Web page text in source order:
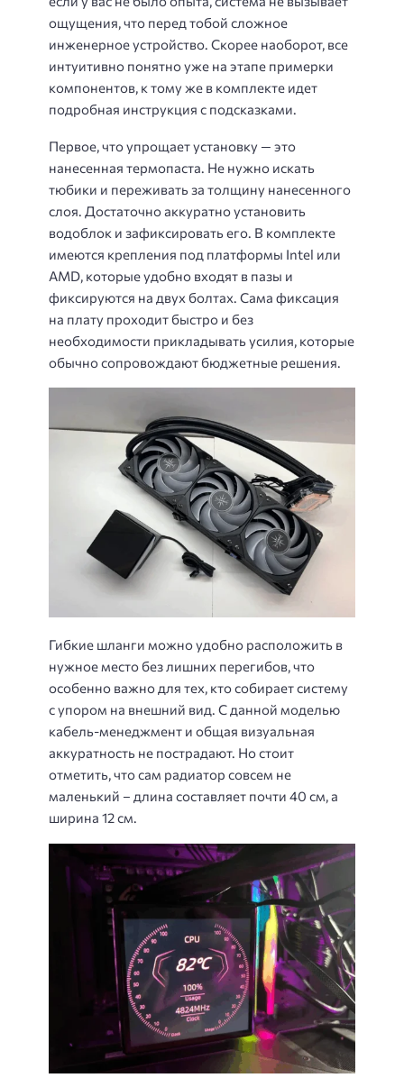
ощущения, что перед тобой сложное
инженерное устройство. Скорее наоборот, все
интуитивно понятно уже на этапе примерки
компонентов, к тому же в комплекте идет
подробная инструкция с подсказками.
Первое, что упрощает установку — это
нанесенная термопаста. Не нужно искать
тюбики и переживать за толщину нанесенного
слоя. Достаточно аккуратно установить
водоблок и зафиксировать его. В комплекте
имеются крепления под платформы Intel или
AMD, которые удобно входят в пазы и
фиксируются на двух болтах. Сама фиксация
на плату проходит быстро и без
необходимости прикладывать усилия, которые
обычно сопровождают бюджетные решения.
Гибкие шланги можно удобно расположить в
нужное место без лишних перегибов, что
особенно важно для тех, кто собирает систему
с упором на внешний вид. С данной моделью
кабель-менеджмент и общая визуальная
аккуратность не пострадают. Но стоит
отметить, что сам радиатор совсем не
маленький – длина составляет почти 40 см, а
ширина 12 см.